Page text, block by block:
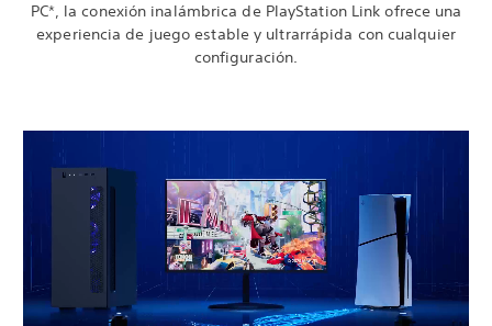
PC*, la conexión inalámbrica de PlayStation Link ofrece una
experiencia de juego estable y ultrarrápida con cualquier
configuración.